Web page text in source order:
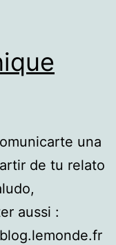
una
de tu relato
aussi :